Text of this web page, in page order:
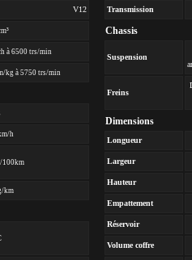
V12
à 6500 trs/min
kg à 5750 trs/min
h
100km
km
Transmission
Chassis
Suspension
Freins
Dimensions
Longueur
Largeur
Hauteur
Empattement
Réservoir
Volume coffre